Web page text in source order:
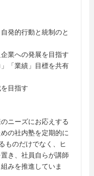
発的行動と統制のと
業への発展を目指す
「業績」目標を共有
目指す
ニーズにお応えする
の社内塾を定期的に
ものだけでなく、ヒ
き、社員自らが講師
みを推進していま